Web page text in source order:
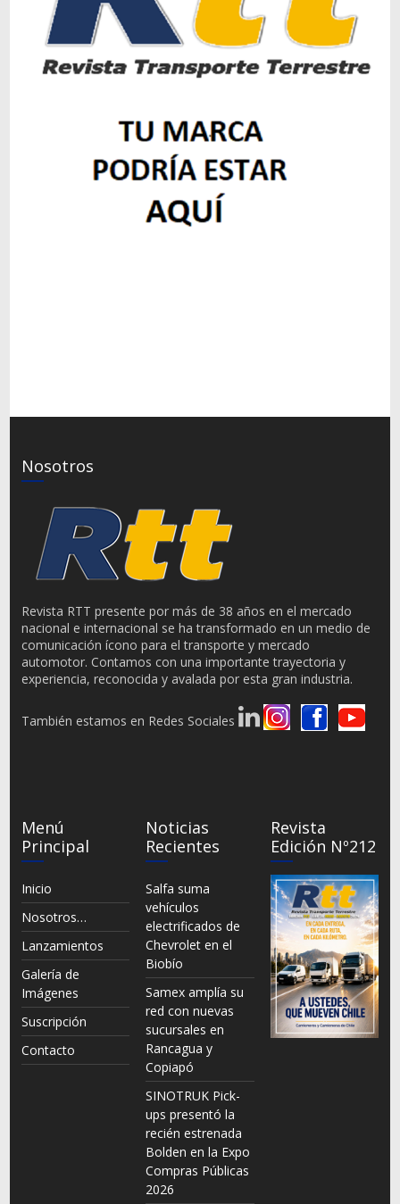
Nosotros
Revista RTT presente por más de 38 años en el mercado
nacional e internacional se ha transformado en un medio de
comunicación ícono para el transporte y mercado
automotor. Contamos con una importante trayectoria y
experiencia, reconocida y avalada por esta gran industria.
También estamos en Redes Sociales
Menú
Principal
Inicio
Nosotros…
Lanzamientos
Galería de
Imágenes
Suscripción
Contacto
Noticias
Recientes
Salfa suma
vehículos
electrificados de
Chevrolet en el
Biobío
Samex amplía su
red con nuevas
sucursales en
Rancagua y
Copiapó
SINOTRUK Pick-
ups presentó la
recién estrenada
Bolden en la Expo
Compras Públicas
2026
Revista
Edición Nº212